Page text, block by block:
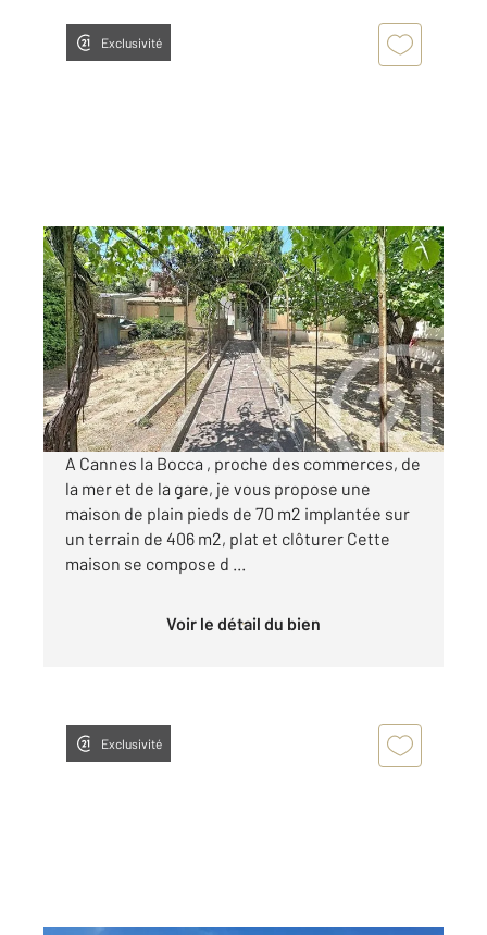
Exclusivité
CANNES LA BOCCA 06
70 m2, 3 pièces
Ref : 40923
Maison à vendre
449 000 €
Visiter le site dédié
A Cannes la Bocca , proche des commerces, de
la mer et de la gare, je vous propose une
maison de plain pieds de 70 m2 implantée sur
un terrain de 406 m2, plat et clôturer Cette
maison se compose d ...
Voir le détail du bien
Exclusivité